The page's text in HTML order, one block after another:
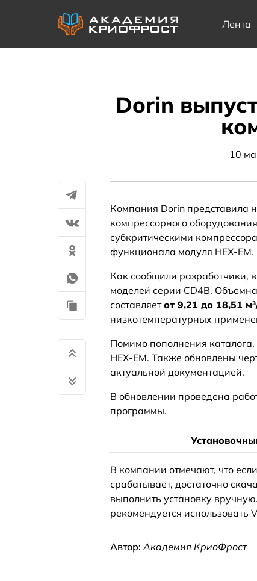
Лента
Dorin
10
Компания Dorin представила
компрессорного
субкритическими
функционала модуля HEX-EM.
Как сообщили разработчики,
моделей серии CD4B.
составляетот 9,21 до 18,51
низкотемпературных
Помимо пополнения
HEX-EM. Также обновлены
актуальной документацией.
В обновлении проведена
программы.
В компании отмечают, что
срабатывает, достаточно
выполнить установку
рекомендуется использовать
Автор:Академия КриоФрост